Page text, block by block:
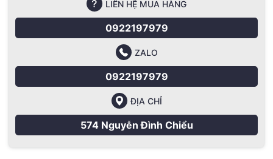
LIÊN HỆ MUA HÀNG
0922197979
ZALO
0922197979
ĐỊA CHỈ
574 Nguyễn Đình Chiểu